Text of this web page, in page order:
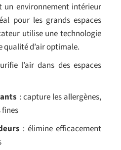
un environnement intérieur
pour les grands espaces
utilise une technologie
d’air optimale.
l’air dans des espaces
: capture les allergènes,
: élimine efficacement